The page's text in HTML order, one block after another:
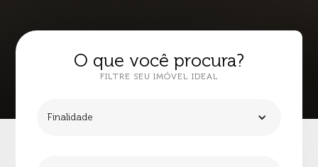
O que você procura?
FILTRE SEU IMÓVEL IDEAL
Finalidade